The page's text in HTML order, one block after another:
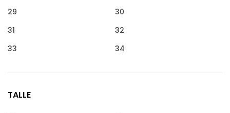
29
30
31
32
33
34
TALLE